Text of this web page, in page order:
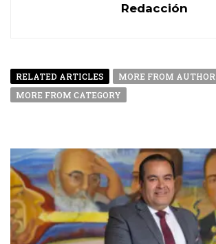
Redacción
RELATED ARTICLES
MORE FROM AUTHOR
MORE FROM CATEGORY